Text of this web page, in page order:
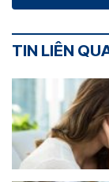
TIN LIÊN